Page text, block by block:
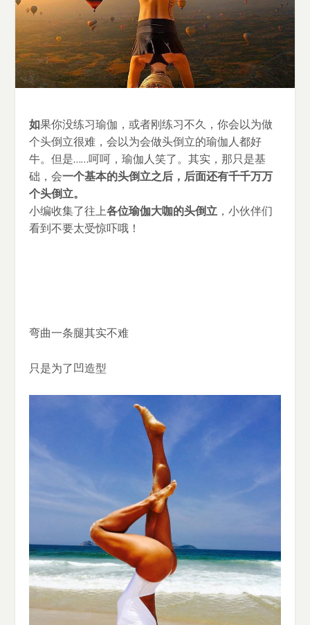
如果你没练习瑜伽，或者刚练习不久，你会以为做
个头倒立很难，会以为会做头倒立的瑜伽人都好
牛。但是……呵呵，瑜伽人笑了。其实，那只是基
础，会一个基本的头倒立之后，后面还有千千万万
个头倒立。
小编收集了往上各位瑜伽大咖的头倒立 ，小伙伴们
看到不要太受惊吓哦！
弯曲一条腿其实不难
只是为了凹造型